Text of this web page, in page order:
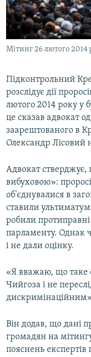
СВІДЧЕННЯ ОКУПАЦІЇ
УКРАЇНСЬКА
ІНФОГРАФІКА
Русский
Qırımtatar
ДОЛУЧАЙСЯ!
Усі сайти RFE/RL
Мітинг 26 лютого 2014
Підконтрольний
розслідує дії
лютого 2014 року у
це сказав адвокат
заарештованого в
Олександр Лісовий
Адвокат стверджує,
вибуховою»:
об'єднувалися в
ставили
робили
парламенту. Однак
і не дали оцінку.
«Я вважаю, що таке
Чийгоза і не
Він додав, що дані
громадян на
пояснень